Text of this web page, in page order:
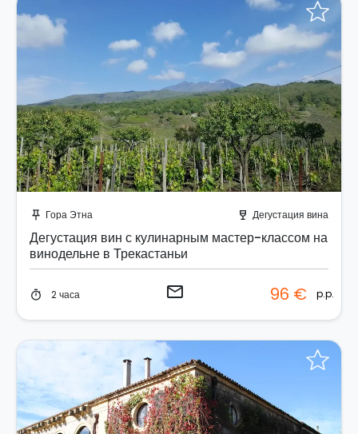
push_pin Гора Этна wine_bar Дегустация вина
Дегустация вин с кулинарным мастер-классом на
винодельне в Трекастаньи
timer 2 часа email 96 € p.p.